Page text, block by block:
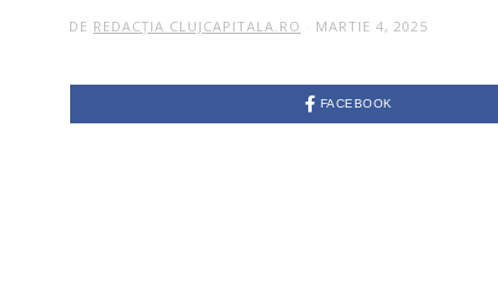
DE REDACȚIA CLUJCAPITALA.RO MARTIE 4, 2025
FACEBOOK